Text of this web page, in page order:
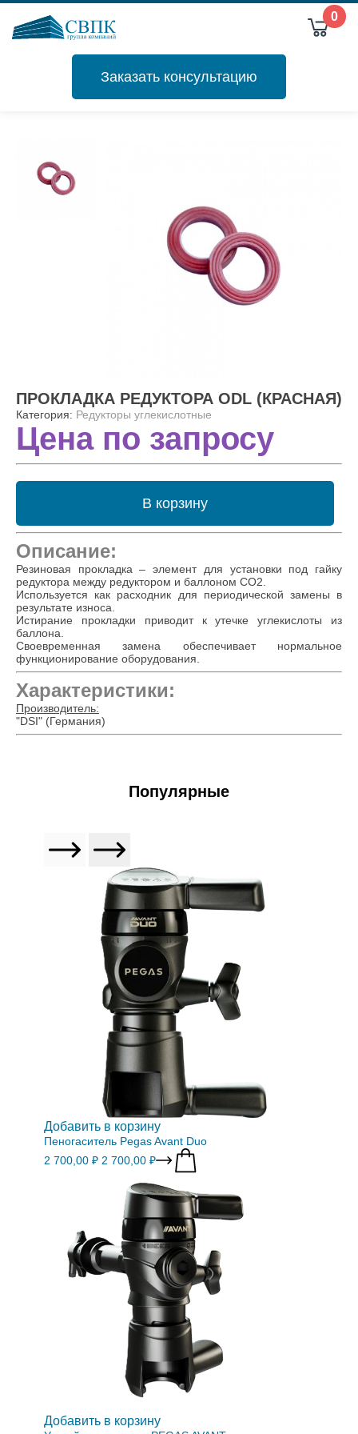
0
Заказать консультацию
ПРОКЛАДКА РЕДУКТОРА ODL (КРАСНАЯ)
Категория: Редукторы углекислотные
Цена по запросу
В корзину
Описание:
Резиновая прокладка – элемент для установки под гайку
редуктора между редуктором и баллоном СО2.
Используется как расходник для периодической замены в
результате износа.
Истирание прокладки приводит к утечке углекислоты из
баллона.
Своевременная замена обеспечивает нормальное
функционирование оборудования.
Характеристики:
Производитель:
"DSI" (Германия)
Популярные
Добавить в корзину
Пеногаситель Pegas Avant Duo
2 700,00 ₽ 2 700,00 ₽
Добавить в корзину